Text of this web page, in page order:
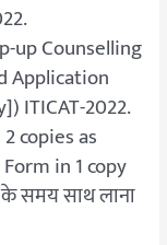
up Counselling
Application
ITICAT-2022.
copies as
in 1 copy
समय साथ लाना